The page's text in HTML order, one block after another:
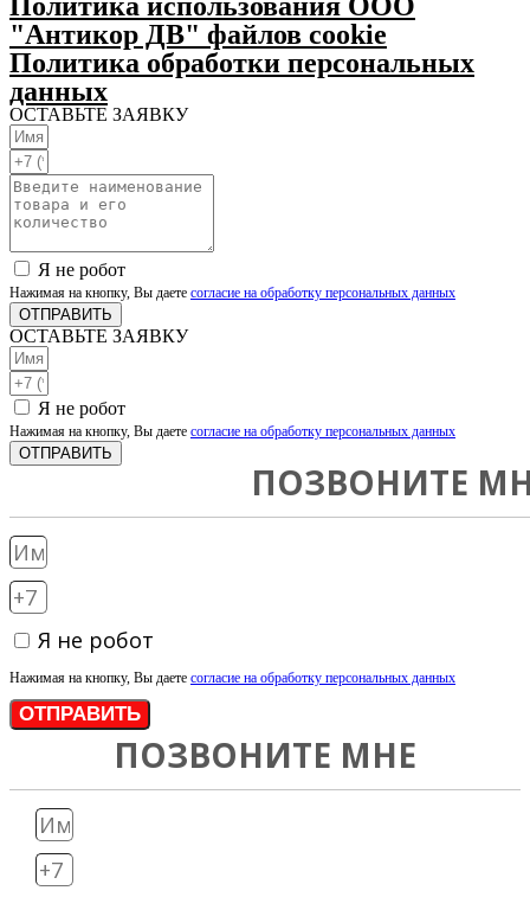
"Антикор ДВ" файлов cookie
Политика обработки персональных
данных
ОСТАВЬТЕ ЗАЯВКУ
Я не робот
Нажимая на кнопку, Вы даете согласие на обработку персональных данных
ОТПРАВИТЬ
ОСТАВЬТЕ ЗАЯВКУ
Я не робот
Нажимая на кнопку, Вы даете согласие на обработку персональных данных
ОТПРАВИТЬ
ПОЗВОНИТЕ
Я не робот
Нажимая на кнопку, Вы даете согласие на обработку персональных данных
ОТПРАВИТЬ
ПОЗВОНИТЕ МНЕ